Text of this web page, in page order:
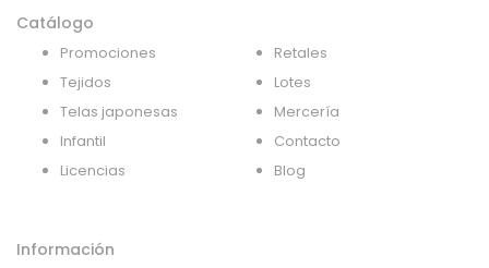
Catálogo
Promociones
Tejidos
Telas japonesas
Infantil
Licencias
Retales
Lotes
Mercería
Contacto
Blog
Información